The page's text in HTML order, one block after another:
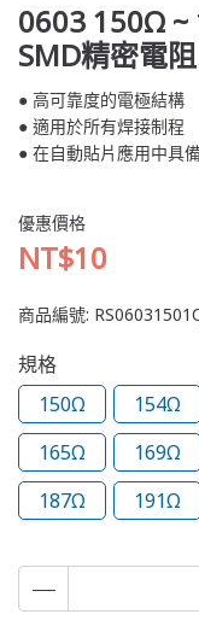
0603 150Ω ~
SMD精密電
● 高可靠度的電極結構
● 適用於所有焊接制程
● 在自動貼片應用中具
優惠價格
NT$10
商品編號:
規格
150Ω
154Ω
165Ω
169Ω
187Ω
191Ω